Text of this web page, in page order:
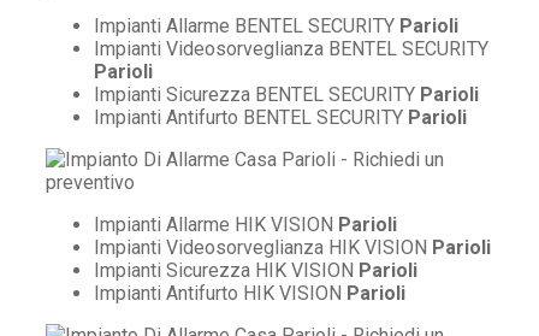
Impianti Allarme BENTEL SECURITY Parioli
Impianti Videosorveglianza BENTEL SECURITY
Parioli
Impianti Sicurezza BENTEL SECURITY Parioli
Impianti Antifurto BENTEL SECURITY Parioli
Impianti Allarme HIK VISION Parioli
Impianti Videosorveglianza HIK VISION Parioli
Impianti Sicurezza HIK VISION Parioli
Impianti Antifurto HIK VISION Parioli